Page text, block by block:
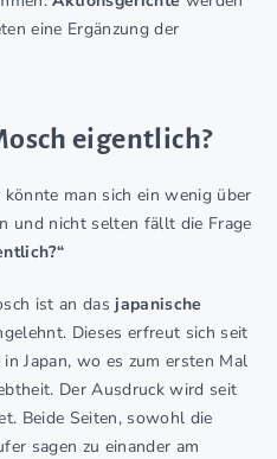
eine Ergänzung der
eigentlich?
man sich ein wenig über
und nicht selten fällt die Frage
ist an das japanische
Dieses erfreut sich seit
Japan, wo es zum ersten Mal
Der Ausdruck wird seit
Beide Seiten, sowohl die
sagen zu einander am